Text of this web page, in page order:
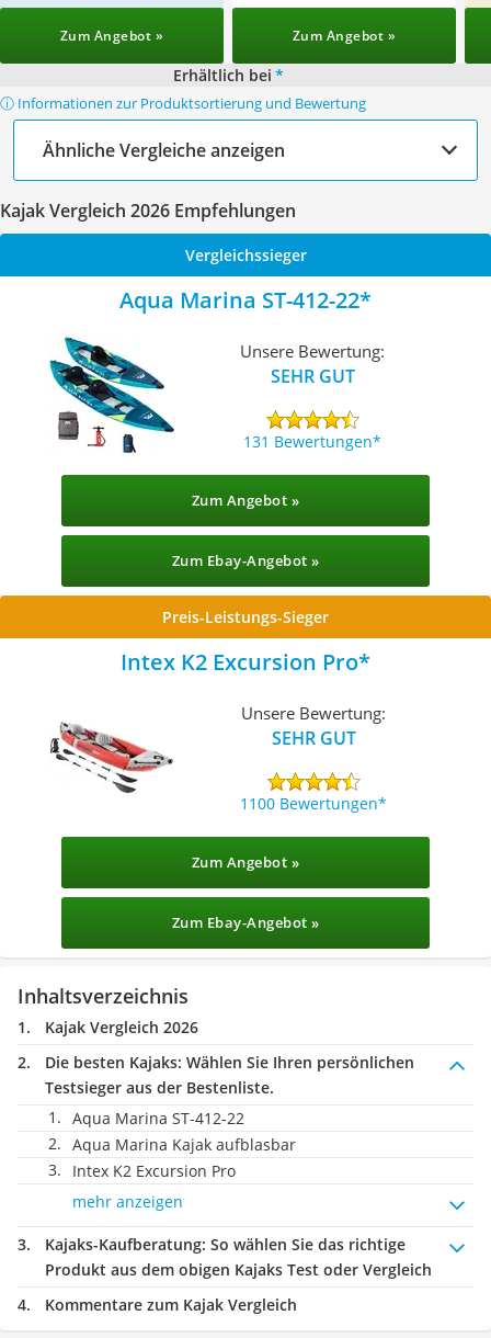
Zum Angebot » Zum Angebot »
Erhältlich bei *
ⓘ Informationen zur Produktsortierung und Bewertung
Ähnliche Vergleiche anzeigen
Kajak Vergleich 2026 Empfehlungen
Vergleichssieger
Aqua Marina ST-412-22
Unsere Bewertung:
SEHR GUT
131 Bewertungen
Zum Angebot »
Zum Ebay-Angebot »
Preis-Leistungs-Sieger
Intex K2 Excursion Pro
Unsere Bewertung:
SEHR GUT
1100 Bewertungen
Zum Angebot »
Zum Ebay-Angebot »
Inhaltsverzeichnis
Kajak Vergleich 2026
Die besten Kajaks: Wählen Sie Ihren persönlichen
Testsieger aus der Bestenliste.
Aqua Marina ST-412-22
Aqua Marina Kajak aufblasbar
Intex K2 Excursion Pro
mehr anzeigen
Kajaks-Kaufberatung: So wählen Sie das richtige
Produkt aus dem obigen Kajaks Test oder Vergleich
Kommentare zum Kajak Vergleich